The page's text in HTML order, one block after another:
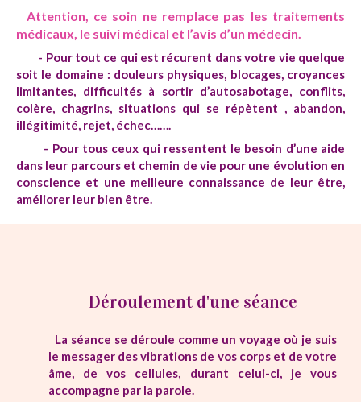
Attention, ce soin ne remplace pas les traitements
médicaux, le suivi médical et l’avis d’un médecin.
- Pour tout ce qui est récurent dans votre vie quelque
soit le domaine : douleurs physiques, blocages, croyances
limitantes, difficultés à sortir d’autosabotage, conflits,
colère, chagrins, situations qui se répètent , abandon,
illégitimité, rejet, échec…….
- Pour tous ceux qui ressentent le besoin d’une aide
dans leur parcours et chemin de vie pour une évolution en
conscience et une meilleure connaissance de leur être,
améliorer leur bien être.
Déroulement d'une séance
La séance se déroule comme un voyage où je suis
le messager des vibrations de vos corps et de votre
âme, de vos cellules, durant celui-ci, je vous
accompagne par la parole.